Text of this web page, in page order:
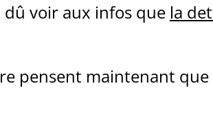
voir aux infos que la
pensent maintenant que